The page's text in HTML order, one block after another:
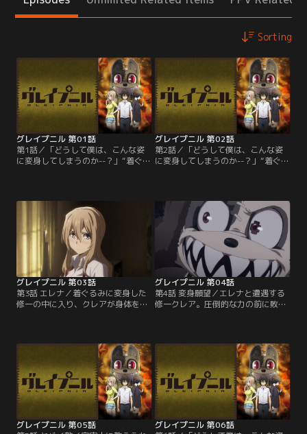
Sorting
グレイプニル 第01話
第1話／「どうして僕は、こんな姿
に変身してしまうのか--？」“着ぐる
う謎の少女との出会いが。巨大な災
厄を引き起こす「コイン」を巡り、
バケモノ同士の争奪戦に巻き込まれ
た修一とクレアは、二人でひとつに
なって自らの運命を切り開く--！！
【提供：バンダイチャンネル】
グレイプニル 第02話
第2話／「どうして僕は、こんな姿
に変身してしまうのか--？」“着ぐる
う謎の少女との出会いが。巨大な災
厄を引き起こす「コイン」を巡り、
バケモノ同士の争奪戦に巻き込まれ
た修一とクレアは、二人でひとつに
なって自らの運命を切り開く--！！
【提供：バンダイチャンネル】
グレイプニル 第03話
第3話 エレナ／着ぐるみに変身した
修一の中に入り、クレアが身体を操
密を探ろうとする。そして、修一の
嗅覚を使って、クレアの両親を殺害
し、行方不明になった彼女の姉・江
麗奈（エレナ）の手がかりを得よう
と試みるが、想像以上の恐怖が二人
を待ち受けていた。【提供：バンダ
グレイプニル 第04話
第4話 変身願望／エレナと遭遇する
修一クレア。圧倒的な力の前に敗北
の跡地を訪れる。その宇宙人は最初
はとぼけるものの、コインを見せる
ことでその依頼を引き受ける。そし
て、コインや修一の変身の秘密を話
し始めるのだが、それは二人のまっ
たく予期し得ないものであった。
【提供：バンダイチャンネル】
グレイプニル 第05話
グレイプニル 第06話